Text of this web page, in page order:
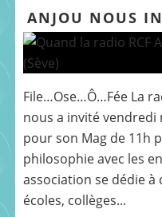
ANJOU NOUS
File…Ose…Ô…Fée La
nous a invité vendredi
pour son Mag de 11h
philosophie avec les
association se dédie à
écoles, collèges...